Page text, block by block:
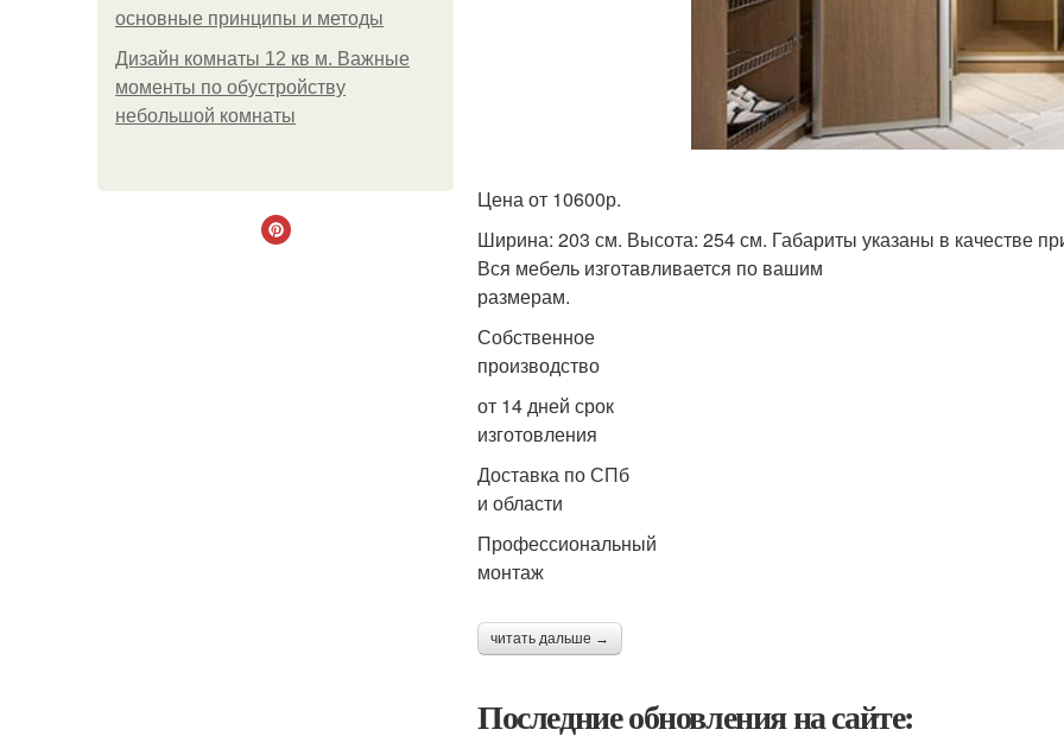
основные принципы и методы
Дизайн комнаты 12 кв м. Важные
моменты по обустройству
небольшой комнаты
Цена от 10600р.
Ширина: 203 см. Высота: 254 см. Габариты указаны в качестве
Вся мебель изготавливается по вашим
размерам.
Собственное
производство
от 14 дней срок
изготовления
Доставка по СПб
и области
Профессиональный
монтаж
читать дальше →
Последние обновления на сайте: